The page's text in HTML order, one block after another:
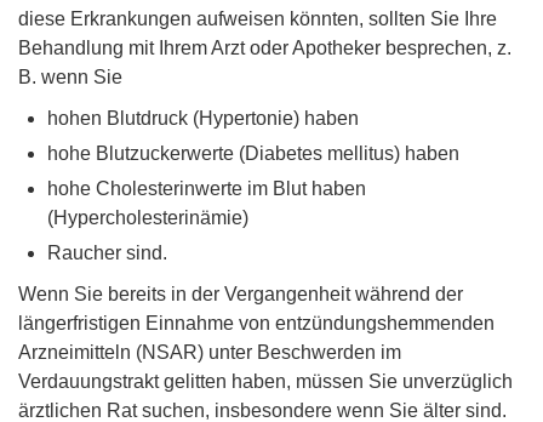
diese Erkrankungen aufweisen könnten, sollten Sie Ihre
Behandlung mit Ihrem Arzt oder Apotheker besprechen, z.
B. wenn Sie
hohen Blutdruck (Hypertonie) haben
hohe Blutzuckerwerte (Diabetes mellitus) haben
hohe Cholesterinwerte im Blut haben
(Hypercholesterinämie)
Raucher sind.
Wenn Sie bereits in der Vergangenheit während der
längerfristigen Einnahme von entzündungshemmenden
Arzneimitteln (NSAR) unter Beschwerden im
Verdauungstrakt gelitten haben, müssen Sie unverzüglich
ärztlichen Rat suchen, insbesondere wenn Sie älter sind.